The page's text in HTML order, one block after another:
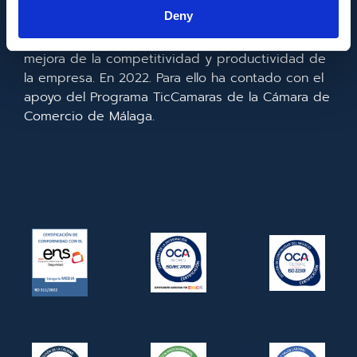
Deny
acceso a las mismas y gracias al que ha
realizado la implementación de un CRM y para la
mejora de la competitividad y productividad de
la empresa. En 2022. Para ello ha contado con el
apoyo del Programa TicCamaras de la Cámara de
Comercio de Málaga.